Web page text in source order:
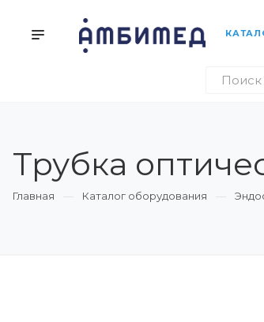
Трубка
Главная Каталог оборудования